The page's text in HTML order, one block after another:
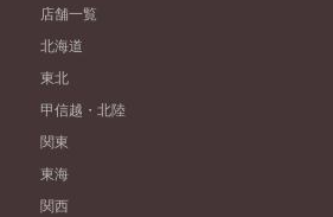
店舗一覧
北海道
東北
甲信越・北陸
関東
東海
関西